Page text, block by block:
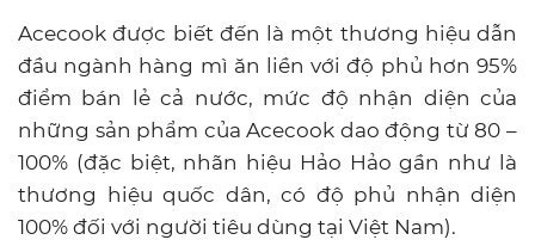
Acecook được biết đến là một thương hiệu dẫn
đầu ngành hàng mì ăn liền với độ phủ hơn 95%
điểm bán lẻ cả nước, mức độ nhận diện của
những sản phẩm của Acecook dao động từ 80 –
100% (đặc biệt, nhãn hiệu Hảo Hảo gần như là
thương hiệu quốc dân, có độ phủ nhận diện
100% đối với người tiêu dùng tại Việt Nam).